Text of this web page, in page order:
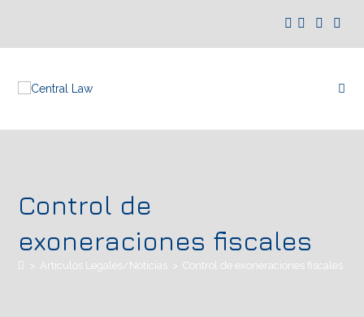
Control de
exoneraciones fiscales
> Artículos Legales/Noticias > Control de exoneraciones fiscales